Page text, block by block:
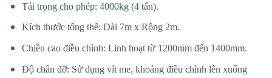
Tải trọng cho phép: 4000kg (4 tấn).
Kích thước tổng thể: Dài 7m x Rộng 2m.
Chiều cao điều chỉnh: Linh hoạt từ 1200mm đến 1400mm.
Độ chân đỡ: Sử dụng vít me, khoảng điều chỉnh lên xuống